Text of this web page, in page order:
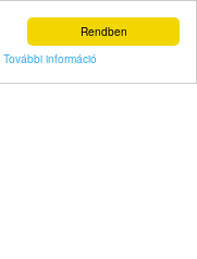
Rendben
További információ